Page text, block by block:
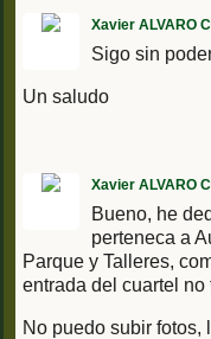
Xavier ALVARO
Sigo sin
Un saludo
Xavier ALVARO
Bueno, he
perteneca a
Parque y Talleres,
entrada del cuartel no
No puedo subir fotos,